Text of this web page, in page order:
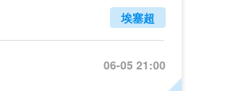
埃塞超
06-05 21:00